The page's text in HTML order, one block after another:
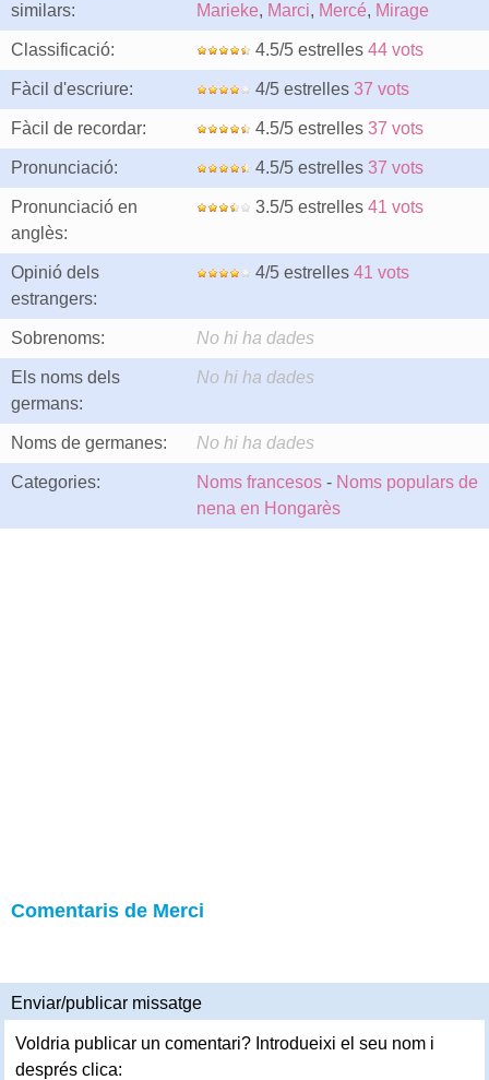
similars:
Marieke, Marci, Mercé, Mirage
Classificació: 4.5/5 estrelles 44 vots
Fàcil d'escriure: 4/5 estrelles 37 vots
Fàcil de recordar: 4.5/5 estrelles 37 vots
Pronunciació: 4.5/5 estrelles 37 vots
Pronunciació en
anglès:
3.5/5 estrelles 41 vots
Opinió dels
estrangers:
4/5 estrelles 41 vots
Sobrenoms: No hi ha dades
Els noms dels
germans:
No hi ha dades
Noms de germanes: No hi ha dades
Categories: Noms francesos - Noms populars de
nena en Hongarès
Comentaris de Merci
Enviar/publicar missatge
Voldria publicar un comentari? Introdueixi el seu nom i
després clica: